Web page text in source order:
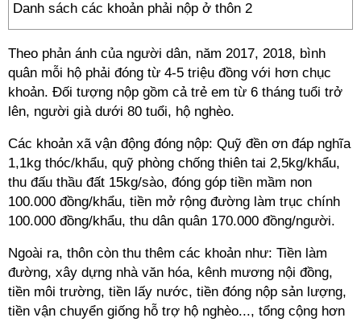
Danh sách các khoản phải nộp ở thôn 2
Theo phản ánh của người dân, năm 2017, 2018, bình
quân mỗi hộ phải đóng từ 4-5 triệu đồng với hơn chục
khoản. Đối tượng nộp gồm cả trẻ em từ 6 tháng tuổi trở
lên, người già dưới 80 tuổi, hộ nghèo.
Các khoản xã vận động đóng nộp: Quỹ đền ơn đáp nghĩa
1,1kg thóc/khẩu, quỹ phòng chống thiên tai 2,5kg/khẩu,
thu đấu thầu đất 15kg/sào, đóng góp tiền mầm non
100.000 đồng/khẩu, tiền mở rộng đường làm trục chính
100.000 đồng/khẩu, thu dân quân 170.000 đồng/người.
Ngoài ra, thôn còn thu thêm các khoản như: Tiền làm
đường, xây dựng nhà văn hóa, kênh mương nội đồng,
tiền môi trường, tiền lấy nước, tiền đóng nộp sản lượng,
tiền vận chuyển giống hỗ trợ hộ nghèo..., tổng cộng hơn